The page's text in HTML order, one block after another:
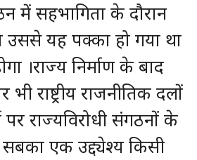
में सहभागिता के दौरान
यह पक्का हो गया था
।राज्य निर्माण के बाद
राष्ट्रीय राजनीतिक दलों
राज्यविरोधी संगठनों के
एक उद्द्येश्य किसी